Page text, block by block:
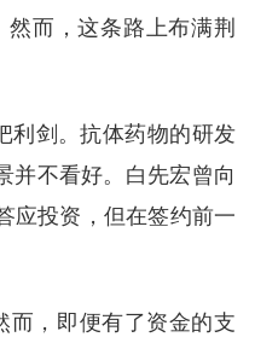
而，这条路上布满荆
利剑。抗体药物的研发
并不看好。白先宏曾向
应投资，但在签约前一
而，即便有了资金的支